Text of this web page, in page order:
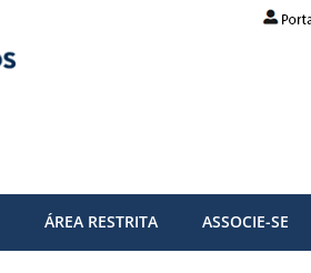
ÁREA RESTRITA ASSOCIE-SE